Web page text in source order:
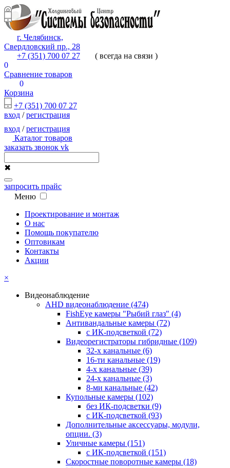
г. Челябинск,
Свердловский пр., 28
+7 (351) 700 07 27
( всегда на связи )
0
Сравнение товаров
0
Корзина
+7 (351) 700 07 27
вход /регистрация
вход /регистрация
Каталог товаров
заказать звонок vk
✖
запросить прайс
Меню
Проектирование и монтаж
О нас
Помощь покупателю
Оптовикам
Контакты
Акции
×
Видеонаблюдение
AHD видеонаблюдение (474)
FishEye камеры "Рыбий глаз" (4)
Антивандальные камеры (72)
с ИК-подсветкой (72)
Видеорегистраторы гибридные (109)
32-х канальные (6)
16-ти канальные (19)
4-х канальные (39)
24-х канальные (3)
8-ми канальные (42)
Купольные камеры (102)
без ИК-подсветки (9)
с ИК-подсветкой (93)
Дополнительные аксессуары, модули,
опции. (3)
Уличные камеры (151)
с ИК-подсветкой (151)
Скоростные поворотные камеры (18)